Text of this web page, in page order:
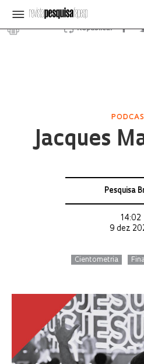
Republicar
Jacques
Pesquisa
14:02
9 dez
Cientometria